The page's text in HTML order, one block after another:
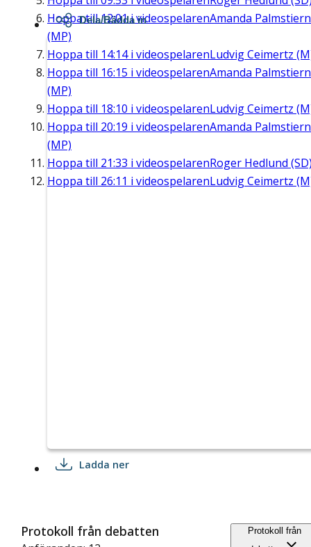
Hoppa till12:01i videospelarenAmanda
(MP)
Hoppa till 14:14i videospelarenLudvig Ceimertz
Hoppa till 16:15 i videospelarenAmanda
(MP)
Hoppa till 18:10 i videospelarenLudvig Ceimertz
Hoppa till 20:19 i videospelarenAmanda
(MP)
Hoppa till 21:33 i videospelarenRoger Hedlund
Hoppa till 26:11 i videospelarenLudvig Ceimertz
Dela/Bädda in
Ladda ner
Protokoll från debatten
Protokoll från